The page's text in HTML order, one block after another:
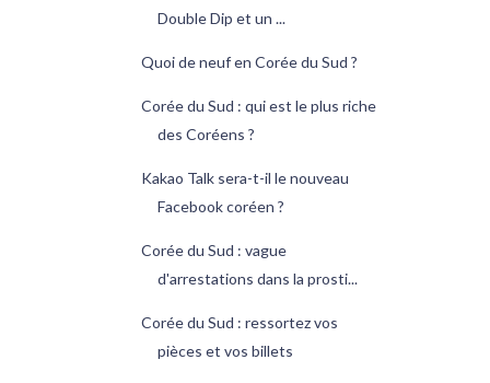
Double Dip et un ...
Quoi de neuf en Corée du Sud ?
Corée du Sud : qui est le plus riche
des Coréens ?
Kakao Talk sera-t-il le nouveau
Facebook coréen ?
Corée du Sud : vague
d'arrestations dans la prosti...
Corée du Sud : ressortez vos
pièces et vos billets